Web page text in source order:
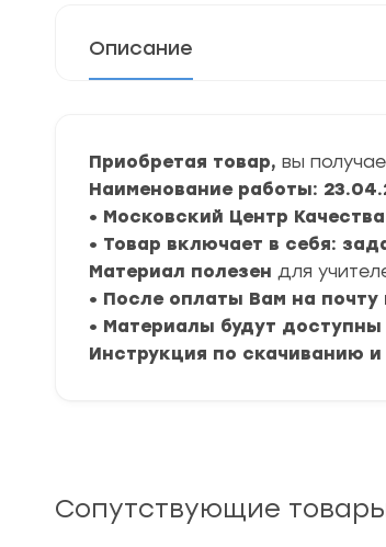
Описание
Приобретая товар, вы
Наименование работы:
• Московский Центр
• Товар включает в себя:
Материал полезен для
• После оплаты Вам на
• Материалы будут
Инструкция по скачиванию и
Сопутствующие